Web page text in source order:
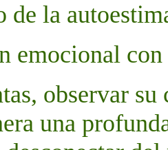
de la
emocional
observar
una